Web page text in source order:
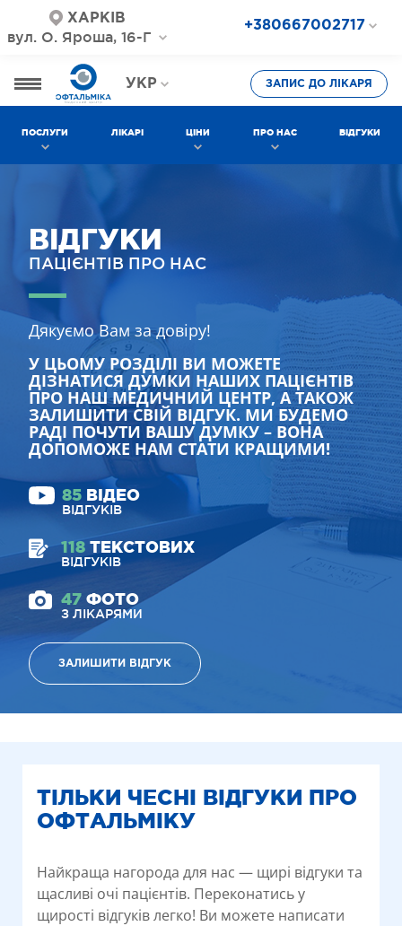
ХАРКІВ
вул. О. Яроша, 16-Г
+380667002717
+380577002717
УКР
РОС
ЗАПИС ДО ЛІКАРЯ
ПОСЛУГИ ЛІКАРІ ЦІНИ ПРО НАС ВІДГУКИ
ВІДГУКИ
ПАЦІЄНТІВ ПРО НАС
Дякуємо Вам за довіру!
У ЦЬОМУ РОЗДІЛІ ВИ МОЖЕТЕ
ДІЗНАТИСЯ ДУМКИ НАШИХ ПАЦІЄНТІВ
ПРО НАШ МЕДИЧНИЙ ЦЕНТР, А ТАКОЖ
ЗАЛИШИТИ СВІЙ ВІДГУК. МИ БУДЕМО
РАДІ ПОЧУТИ ВАШУ ДУМКУ – ВОНА
ДОПОМОЖЕ НАМ СТАТИ КРАЩИМИ!
85 ВІДЕО
ВІДГУКІВ
118 ТЕКСТОВИХ
ВІДГУКІВ
47 ФОТО
З ЛІКАРЯМИ
ЗАЛИШИТИ ВІДГУК
ТІЛЬКИ ЧЕСНІ ВІДГУКИ ПРО
ОФТАЛЬМІКУ
Найкраща нагорода для нас — щирі відгуки та
щасливі очі пацієнтів. Переконатись у
щирості відгуків легко! Ви можете написати